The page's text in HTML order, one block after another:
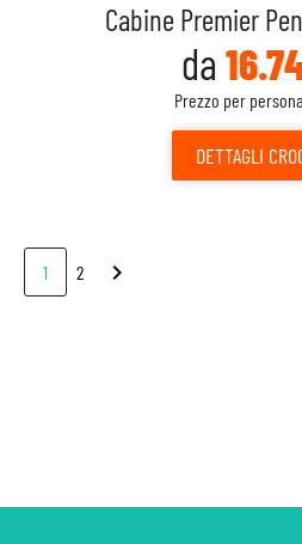
Cabine Premier
da
Prezzo per
DETTAGLI
1 2 chevron_right